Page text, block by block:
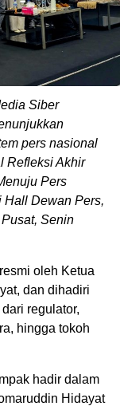
Siber
pers nasional
Refleksi Akhir
Pers
Hall Dewan Pers,
Senin
oleh Ketua
dan dihadiri
regulator,
hingga tokoh
hadir dalam
Hidayat